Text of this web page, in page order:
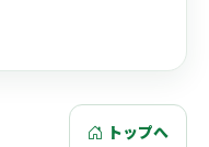
トップへ